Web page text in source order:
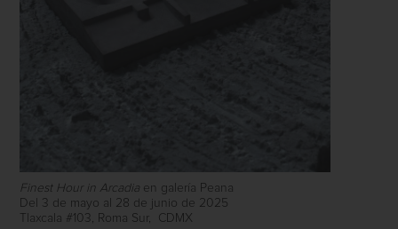
Finest Hour in Arcadia en galería Peana
Del 3 de mayo al 28 de junio de 2025
Tlaxcala #103, Roma Sur,
CDMX